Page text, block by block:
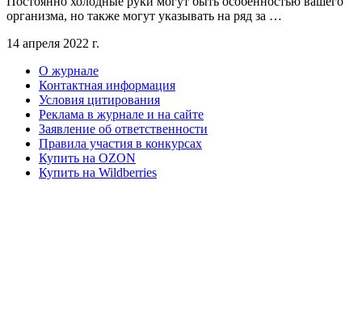
организма, но также могут указывать на ряд за …
14 апреля 2022 г.
О журнале
Контактная информация
Условия цитирования
Реклама в журнале и на сайте
Заявление об ответственности
Правила участия в конкурсах
Купить на OZON
Купить на Wildberries